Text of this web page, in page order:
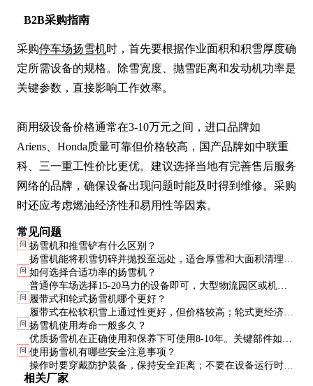
B2B采购指南
采购停车场扬雪机时，首先要根据作业面积和积雪厚度确
定所需设备的规格。除雪宽度、抛雪距离和发动机功率是
关键参数，直接影响工作效率。
商用级设备价格通常在3-10万元之间，进口品牌如
Ariens、Honda质量可靠但价格较高，国产品牌如中联重
科、三一重工性价比更优。建议选择当地有完善售后服务
网络的品牌，确保设备出现问题时能及时得到维修。采购
时还应考虑燃油经济性和易用性等因素。
常见问题
问 扬雪机和推雪铲有什么区别？
扬雪机能将积雪切碎并抛投至远处，适合厚雪和大面积清理；
推雪铲只能将雪推到一边，适合薄雪和小面积使用。扬雪机效
率更高但成本也更高。
问 如何选择合适功率的扬雪机？
普通停车场选择15-20马力的设备即可，大型物流园区或机场
可能需要25马力以上的重型设备。积雪越厚、作业面积越大，
所需功率越高。
问 履带式和轮式扬雪机哪个更好？
履带式在松软积雪上通过性更好，但价格较高；轮式更经济实
惠，适合较硬的积雪和平整地面。根据实际作业环境选择最合
适的类型。
问 扬雪机使用寿命一般多久？
优质扬雪机在正确使用和保养下可使用8-10年。关键部件如发
动机、传动系统的质量直接影响整机寿命，建议选择知名品牌
产品。
问 使用扬雪机有哪些安全注意事项？
操作时要穿戴防护装备，保持安全距离；不要在设备运行时进
行维修；注意避开行人和其他障碍物；定期检查安全装置是否
相关厂家